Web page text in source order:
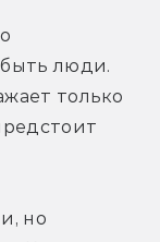
люди.
только
но